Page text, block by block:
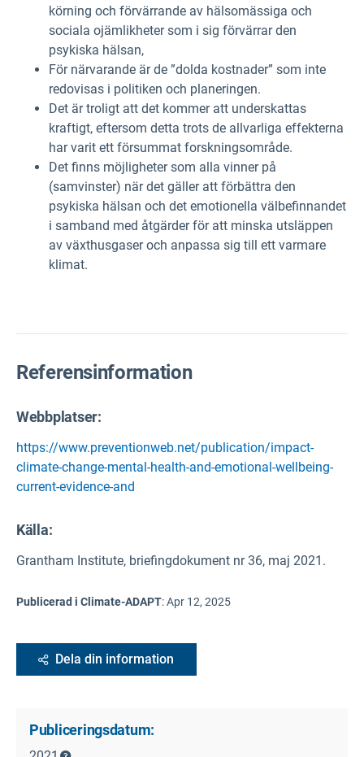
körning och förvärrande av hälsomässiga och
sociala ojämlikheter som i sig förvärrar den
psykiska hälsan,
För närvarande är de ”dolda kostnader” som inte
redovisas i politiken och planeringen.
Det är troligt att det kommer att underskattas
kraftigt, eftersom detta trots de allvarliga effekterna
har varit ett försummat forskningsområde.
Det finns möjligheter som alla vinner på
(samvinster) när det gäller att förbättra den
psykiska hälsan och det emotionella välbefinnandet
i samband med åtgärder för att minska utsläppen
av växthusgaser och anpassa sig till ett varmare
klimat.
Referensinformation
Webbplatser:
https://www.preventionweb.net/publication/impact-
climate-change-mental-health-and-emotional-wellbeing-
current-evidence-and
Källa:
Grantham Institute, briefingdokument nr 36, maj 2021.
Publicerad i Climate-ADAPT:Apr 12, 2025
Dela din information
Publiceringsdatum: